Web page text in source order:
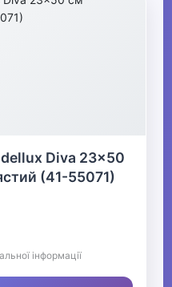
Diva 23x50
(41-55071)
інформації